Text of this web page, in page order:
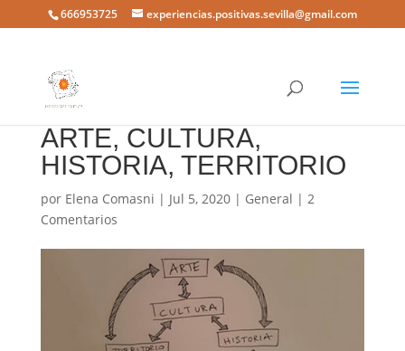
666953725 experiencias.positivas.sevilla@gmail.com
ARTE, CULTURA,
HISTORIA, TERRITORIO
por Elena Comasni | Jul 5, 2020| General | 2
Comentarios